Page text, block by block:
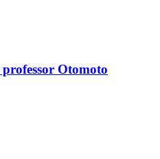
Otomoto